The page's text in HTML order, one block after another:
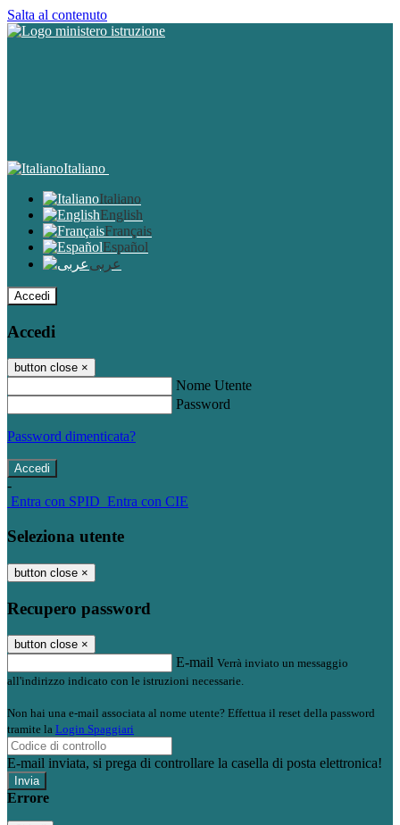
Salta al contenuto
Italiano
Italiano
English
Français
Español
عربى
Accedi
Accedi
button close ×
Nome Utente
Password
Password dimenticata?
-
Entra con SPID Entra con CIE
Seleziona utente
button close ×
Recupero password
button close ×
E-mail Verrà inviato un messaggio
all'indirizzo indicato con le istruzioni necessarie.
Non hai una e-mail associata al nome utente? Effettua il reset della password
tramite la Login Spaggiari
E-mail inviata, si prega di controllare la casella di posta elettronica!
Errore